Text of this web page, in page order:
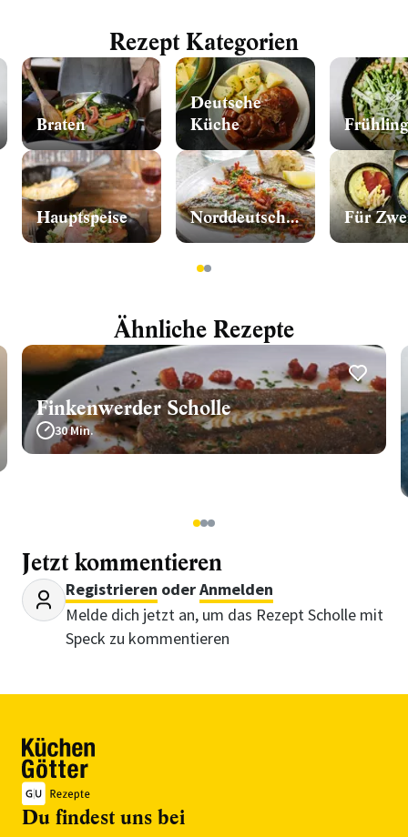
Rezept Kategorien
Braten
Hauptspeise
Deutsche
Küche
Norddeutschland
Frühling
Für
12
Ähnliche Rezepte
Finkenwerder Scholle
30 Min.
123
Jetzt kommentieren
Registrieren oderAnmelden
Melde dich jetzt an, um das Rezept Scholle mit
Speck zu kommentieren
Du findest uns bei